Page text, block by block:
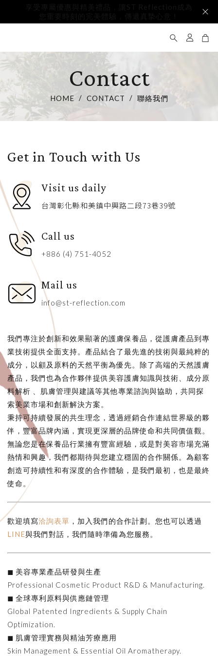
Contact
HOME CONTACT 聯絡我們
Get in Touch with Us
Visit us daily
台灣彰化縣和美鎮中興路二段73巷39號
Call us
+886 (4) 751-4052
Mail us
info@st-reflection.com
我們專注於創新和效果顯著的護膚保養品，從護膚產品到專
業技術提供全面支持。產品結合了最先進的技術與最純粹的
成分，以顧及原料的天然平衡為優先。除了高端的天然護膚
產品，我們也為合作夥伴提供美容護膚知識與技術、成分原
料解析 、肌膚管理與建議等其他專業諮詢與協助，共同探
索美業市場和創新解決方案。
秉持可持續發展的共生理念，透過經銷合作連結世界級的夥
伴，豐富品牌內涵，實現更深層的品牌使命和共同價值觀。
無論您是在保養品行業擁有豐富經驗，或是對美容市場充滿
熱情和興趣，我們都期待與您建立穩固的合作關係。為顧客
創造可持續性和有深度的合作體驗，是我們最初，也是最終
使命。
歡迎填寫洽詢表單
，加入我們的合作計劃。您也可以透過
LINE與我們對話，我們隨時準備為您服務。
◼ 美容專業產品研發與生產
Professional Cosmetic Product R&D & Manufacturing.
◼ 全球專利原料與供應鏈管理
Global Patented Ingredients & Supply Chain
Optimization.
◼ 肌膚管理實務與精油芳療應用
Skin Management & Essential Oil Aromatherapy.
邀請成為我們的官方會員，獲取獨家優惠與最新產品資訊，尊享
更多專屬特權與驚喜！